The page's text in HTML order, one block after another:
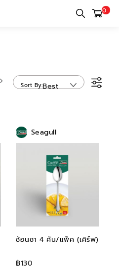
0
Sort By Best
Seagull
ช้อนชา 4 คัน/แพ็ค (เคิร์ฟ)
฿130